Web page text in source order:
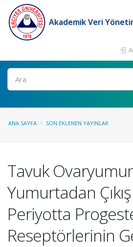
Akademik Veri
Ara
ANA SAYFA SON EKLENEN YAYINLAR
Tavuk
Yumurtadan
Periyotta
Reseptörlerinin